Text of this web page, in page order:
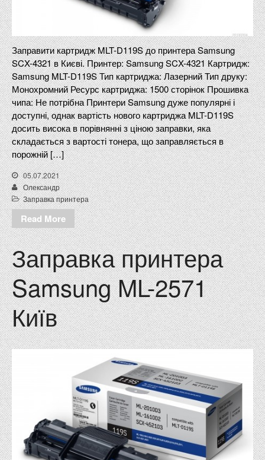
Заправити картридж MLT-D119S до принтера Samsung
SCX-4321 в Києві. Принтер: Samsung SCX-4321 Картридж:
Samsung MLT-D119S Тип картриджа: Лазерний Тип друку:
Монохромний Ресурс картриджа: 1500 сторінок Прошивка
чипа: Не потрібна Принтери Samsung дуже популярні і
доступні, однак вартість нового картриджа MLT-D119S
досить висока в порівнянні з ціною заправки, яка
складається з вартості тонера, що заправляється в
порожній […]
05.07.2021
Олександр
Заправка принтера
Read More
Заправка принтера
Samsung ML-2571
Київ